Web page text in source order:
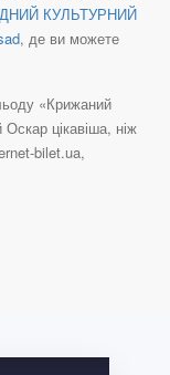
КУЛЬТУРНИЙ
, де ви можете
«Крижаний
цікавіша, ніж
bilet.ua,